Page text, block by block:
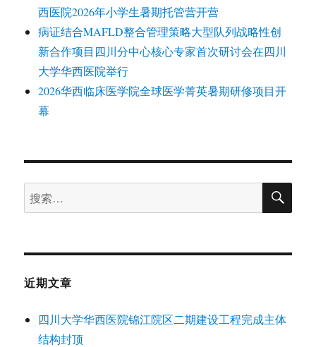
西医院2026年小学生暑期托管营开营
病证结合MAFLD整合管理策略大型队列战略性创
新合作项目四川分中心核心专家首次研讨会在四川
大学华西医院举行
2026华西临床医学院全球医学菁英暑期研修项目开
幕
搜
索：
搜
近期文章
四川大学华西医院锦江院区二期建设工程完成主体
结构封顶